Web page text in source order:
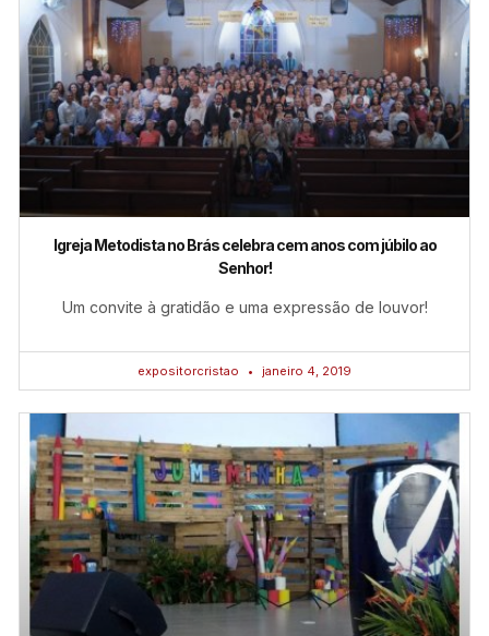
Igreja Metodista no Brás celebra cem anos com júbilo ao
Senhor!
Um convite à gratidão e uma expressão de louvor!
expositorcristao janeiro 4, 2019